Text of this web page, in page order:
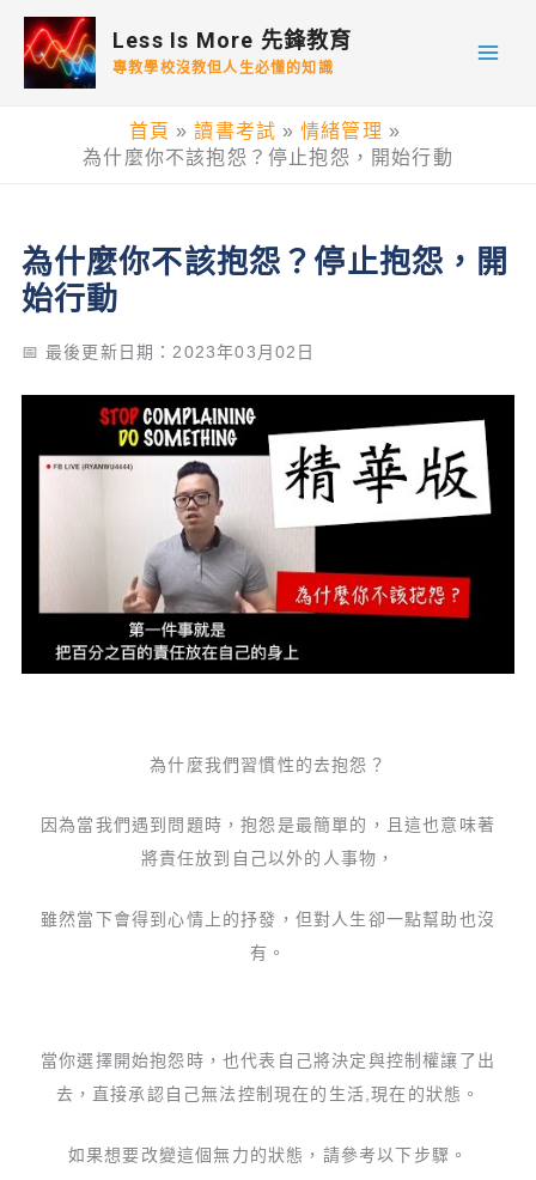
Less Is More 先鋒教育
專教學校沒教但人生必懂的知識
首頁 讀書考試
情緒管理
為什麼你不該抱怨？停止抱怨，開始行動
為什麼你不該抱怨？停止抱怨，開
始行動
📅 最後更新日期：2023年03月02日
為什麼我們習慣性的去抱怨？
因為當我們遇到問題時，抱怨是最簡單的，且這也意味著
將責任放到自己以外的人事物，
雖然當下會得到心情上的抒發，但對人生卻一點幫助也沒
有。
當你選擇開始抱怨時，也代表自己將決定與控制權讓了出
去，直接承認自己無法控制現在的生活,現在的狀態。
如果想要改變這個無力的狀態，請參考以下步驟。